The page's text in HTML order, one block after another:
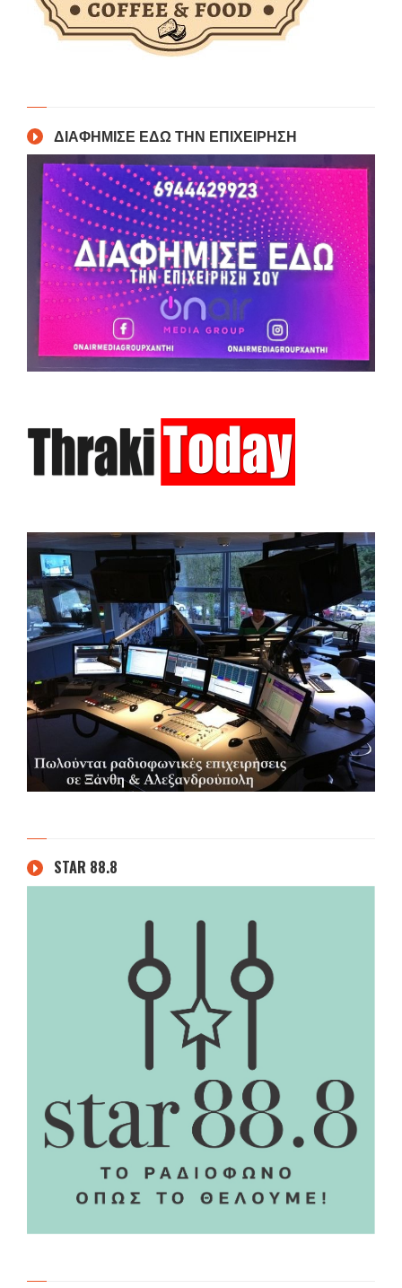
ΔΙΑΦΗΜΙΣΕ ΕΔΩ ΤΗΝ ΕΠΙΧΕΙΡΗΣΗ
STAR 88.8